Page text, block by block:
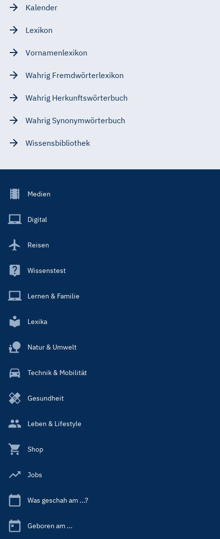
Kalender
Lexikon
Vornamenlexikon
Wahrig Fremdwörterlexikon
Wahrig Herkunftswörterbuch
Wahrig Synonymwörterbuch
Wissensbibliothek
Footer
Main
Medien
Digital
Reisen
Wissenstest
Lernen & Familie
Lexika
Natur & Umwelt
Technik & Mobilität
Gesundheit
Leben & Lifestyle
Shop
Jobs
Was geschah am ...?
Geboren am ...